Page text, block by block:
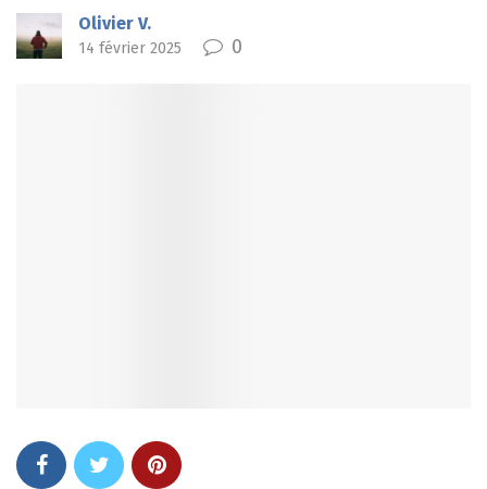
Olivier V.
14 février 2025 0